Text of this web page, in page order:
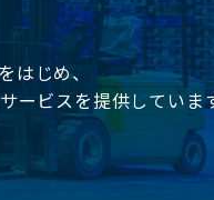
はじめ、
ービスを提供していま